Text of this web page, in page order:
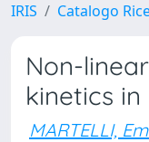
IRIS Catalogo
Non-
kinetics
MARTELLI,